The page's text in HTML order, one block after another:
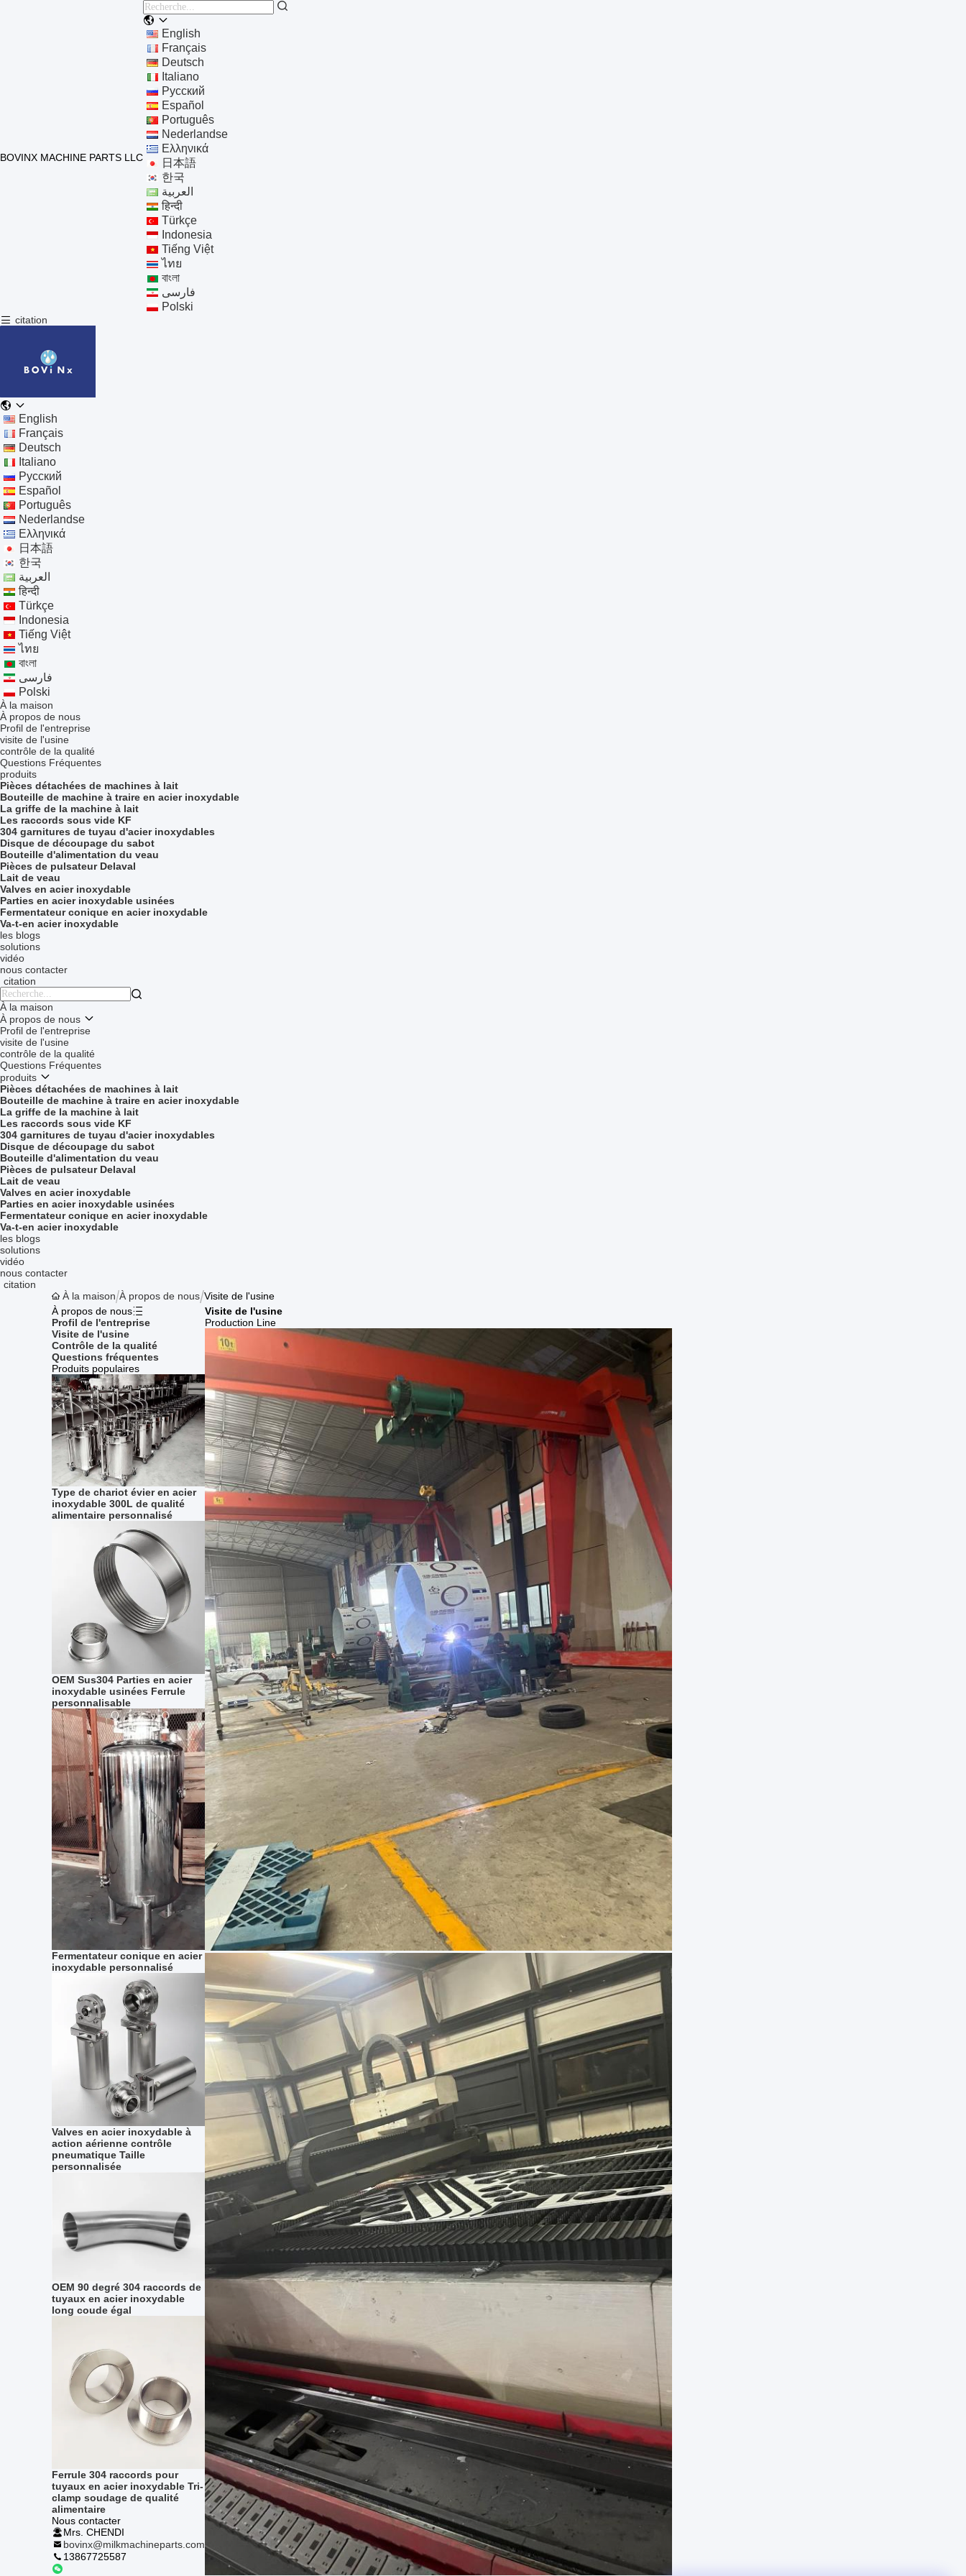
BOVINX MACHINE PARTS LLC
English
Français
Deutsch
Italiano
Русский
Español
Português
Nederlandse
Ελληνικά
日本語
한국
العربية
हिन्दी
Türkçe
Indonesia
Tiếng Việt
ไทย
বাংলা
فارسی
Polski
citation
English
Français
Deutsch
Italiano
Русский
Español
Português
Nederlandse
Ελληνικά
日本語
한국
العربية
हिन्दी
Türkçe
Indonesia
Tiếng Việt
ไทย
বাংলা
فارسی
Polski
À la maison
À propos de nous
Profil de l'entreprise
visite de l'usine
contrôle de la qualité
Questions Fréquentes
produits
Pièces détachées de machines à lait
Bouteille de machine à traire en acier inoxydable
La griffe de la machine à lait
Les raccords sous vide KF
304 garnitures de tuyau d'acier inoxydables
Disque de découpage du sabot
Bouteille d'alimentation du veau
Pièces de pulsateur Delaval
Lait de veau
Valves en acier inoxydable
Parties en acier inoxydable usinées
Fermentateur conique en acier inoxydable
Va-t-en acier inoxydable
les blogs
solutions
vidéo
nous contacter
citation

À la maison
À propos de nous
Profil de l'entreprise
visite de l'usine
contrôle de la qualité
Questions Fréquentes
produits
Pièces détachées de machines à lait
Bouteille de machine à traire en acier inoxydable
La griffe de la machine à lait
Les raccords sous vide KF
304 garnitures de tuyau d'acier inoxydables
Disque de découpage du sabot
Bouteille d'alimentation du veau
Pièces de pulsateur Delaval
Lait de veau
Valves en acier inoxydable
Parties en acier inoxydable usinées
Fermentateur conique en acier inoxydable
Va-t-en acier inoxydable
les blogs
solutions
vidéo
nous contacter
citation
À la maison À propos de nous Visite de l'usine
À propos de nous
Profil de l'entreprise
Visite de l'usine
Contrôle de la qualité
Questions fréquentes
Produits populaires
Type de chariot évier en acier
inoxydable 300L de qualité
alimentaire personnalisé
OEM Sus304 Parties en acier
inoxydable usinées Ferrule
personnalisable
Fermentateur conique en acier
inoxydable personnalisé
Valves en acier inoxydable à
action aérienne contrôle
pneumatique Taille
personnalisée
OEM 90 degré 304 raccords de
tuyaux en acier inoxydable
long coude égal
Ferrule 304 raccords pour
tuyaux en acier inoxydable Tri-
clamp soudage de qualité
alimentaire
Nous contacter
Mrs. CHENDI
bovinx@milkmachineparts.com
13867725587
Visite de l'usine
Production Line